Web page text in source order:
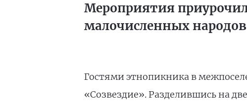
Мероприятия
малочисленных
Гостями этнопикника в
«Созвездие». Разделившись на